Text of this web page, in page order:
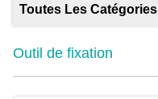
Toutes Les Catégories
Outil de fixation